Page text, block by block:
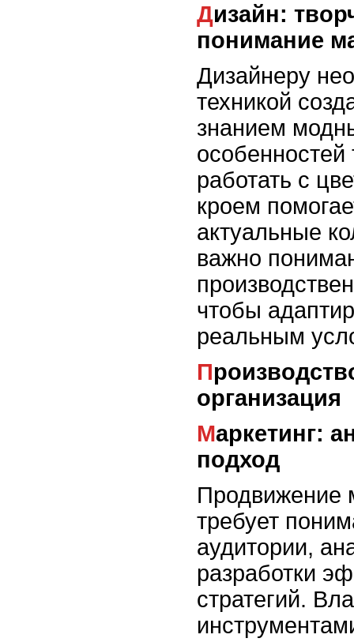
Дизайн: творчество и
понимание
Дизайнеру
техникой
знанием
работать с
кроем
актуальные
важно
чтобы
реальным
Производство: точность и
организация
Маркетинг: анализ и креативный
подход
Продвижение
требует
аудитории,
разработки
стратегий.